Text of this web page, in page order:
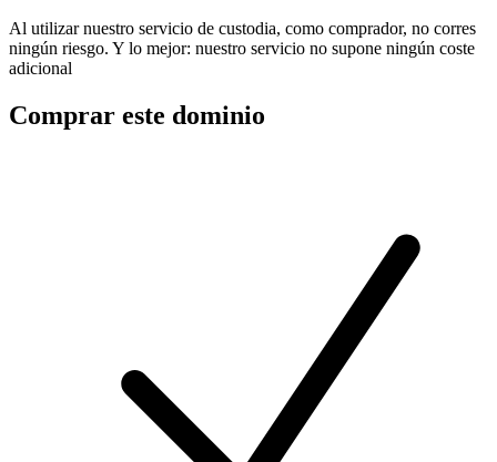
Al utilizar nuestro servicio de custodia, como comprador, no corres
ningún riesgo. Y lo mejor: nuestro servicio no supone ningún coste
adicional
Comprar este dominio